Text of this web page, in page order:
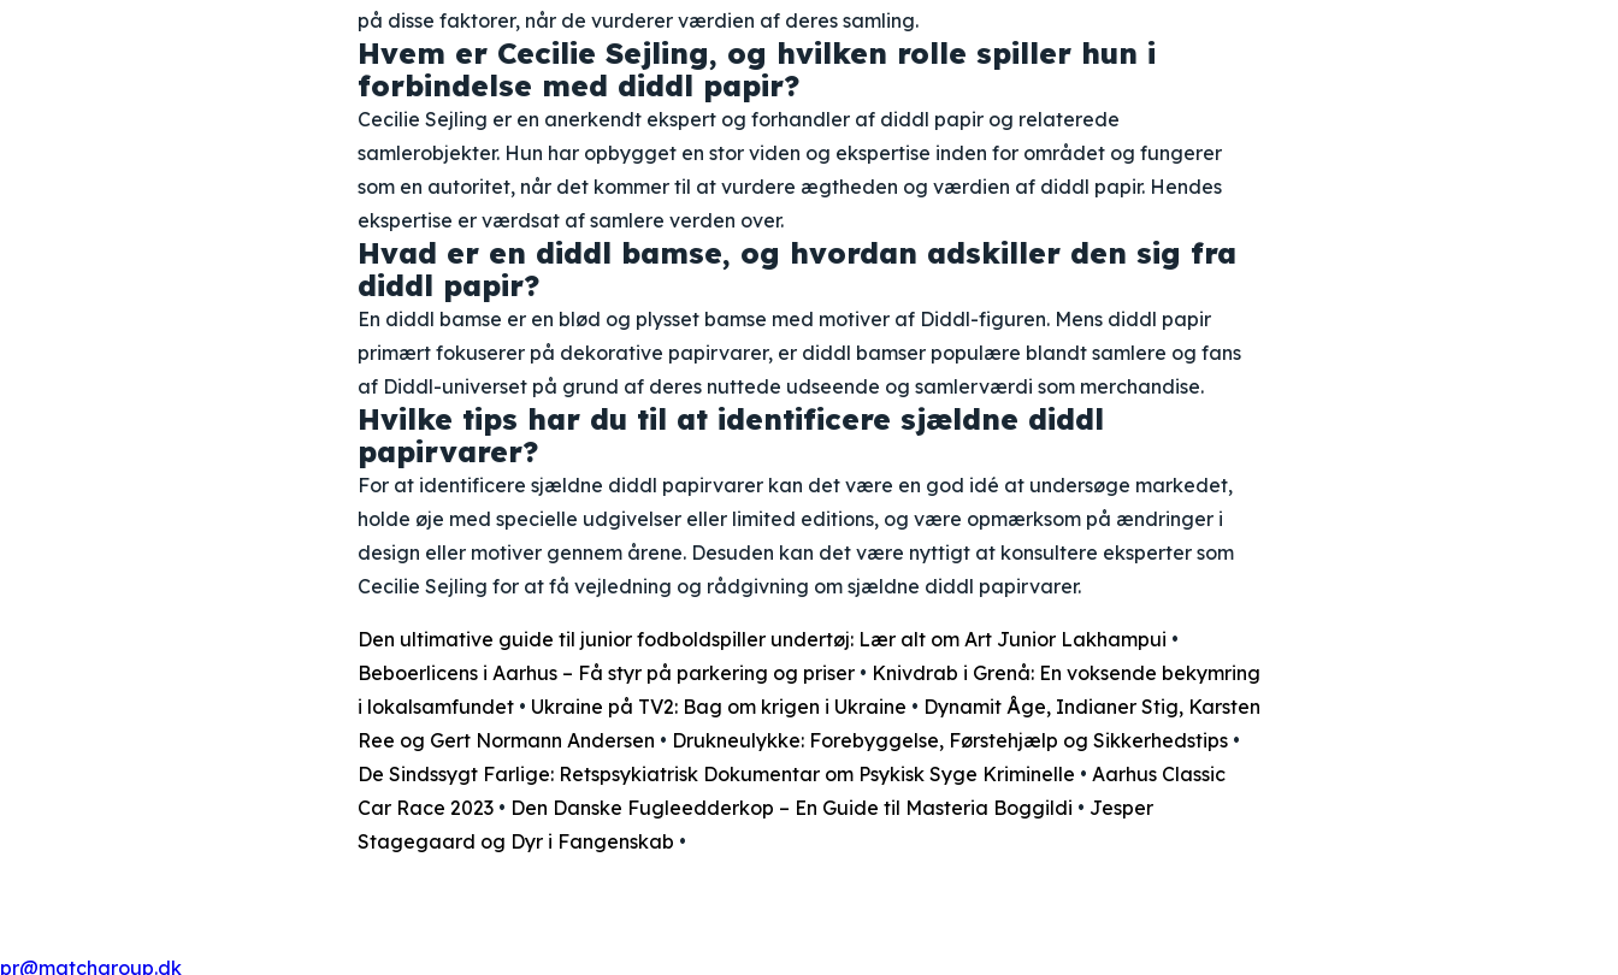
på disse faktorer, når de vurderer værdien af deres samling.
Hvem er Cecilie Sejling, og hvilken rolle spiller hun i
forbindelse med diddl papir?
Cecilie Sejling er en anerkendt ekspert og forhandler af diddl papir og relaterede
samlerobjekter. Hun har opbygget en stor viden og ekspertise inden for området og fungerer
som en autoritet, når det kommer til at vurdere ægtheden og værdien af diddl papir. Hendes
ekspertise er værdsat af samlere verden over.
Hvad er en diddl bamse, og hvordan adskiller den sig fra
diddl papir?
En diddl bamse er en blød og plysset bamse med motiver af Diddl-figuren. Mens diddl papir
primært fokuserer på dekorative papirvarer, er diddl bamser populære blandt samlere og fans
af Diddl-universet på grund af deres nuttede udseende og samlerværdi som merchandise.
Hvilke tips har du til at identificere sjældne diddl
papirvarer?
For at identificere sjældne diddl papirvarer kan det være en god idé at undersøge markedet,
holde øje med specielle udgivelser eller limited editions, og være opmærksom på ændringer i
design eller motiver gennem årene. Desuden kan det være nyttigt at konsultere eksperter som
Cecilie Sejling for at få vejledning og rådgivning om sjældne diddl papirvarer.
Den ultimative guide til junior fodboldspiller undertøj: Lær alt om Art Junior Lakhampui •
Beboerlicens i Aarhus – Få styr på parkering og priser • Knivdrab i Grenå: En voksende bekymring
i lokalsamfundet • Ukraine på TV2: Bag om krigen i Ukraine • Dynamit Åge, Indianer Stig, Karsten
Ree og Gert Normann Andersen • Drukneulykke: Forebyggelse, Førstehjælp og Sikkerhedstips •
De Sindssygt Farlige: Retspsykiatrisk Dokumentar om Psykisk Syge Kriminelle • Aarhus Classic
Car Race 2023 • Den Danske Fugleedderkop – En Guide til Masteria Boggildi • Jesper
Stagegaard og Dyr i Fangenskab •
pr@matchgroup.dk